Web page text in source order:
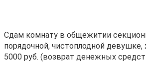
Сдам комнату в общежитии
порядочной, чистоплодной
5000 руб. (возврат денежных